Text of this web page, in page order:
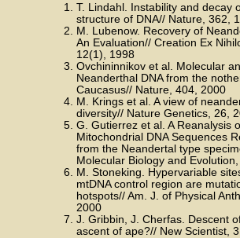
T. Lindahl. Instability and decay
structure of DNA// Nature, 362,
M. Lubenow. Recovery of
An Evaluation// Creation Ex
12(1), 1998
Ovchininnikov et al. Molecular
Neanderthal DNA from the
Caucasus// Nature, 404, 2000
M. Krings et al. A view of
diversity// Nature Genetics, 26,
G. Gutierrez et al. A Reanalysis
Mitochondrial DNA Sequences
from the Neandertal type
Molecular Biology and
M. Stoneking. Hypervariable
mtDNA control region are
hotspots// Am. J. of Physical
2000
J. Gribbin, J. Cherfas. Descent
ascent of ape?// New Scientist, 3